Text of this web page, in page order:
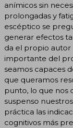
anímicos sin
prolongadas y
escéptico se
generar efectos
da el propio autor
importante del
seamos capaces
que queramos
punto, lo que nos
suspenso
práctica las
cognitivos más